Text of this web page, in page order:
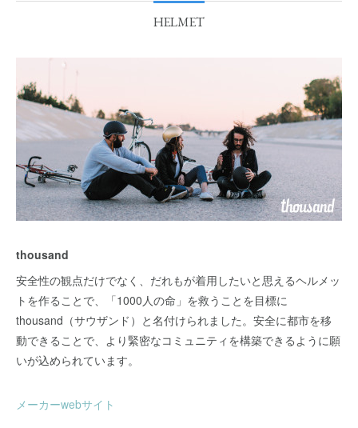
HELMET
thousand
安全性の観点だけでなく、だれもが着用したいと思えるヘルメッ
トを作ることで、「1000人の命」を救うことを目標に
thousand（サウザンド）と名付けられました。安全に都市を移
動できることで、より緊密なコミュニティを構築できるように願
いが込められています。
メーカーwebサイト